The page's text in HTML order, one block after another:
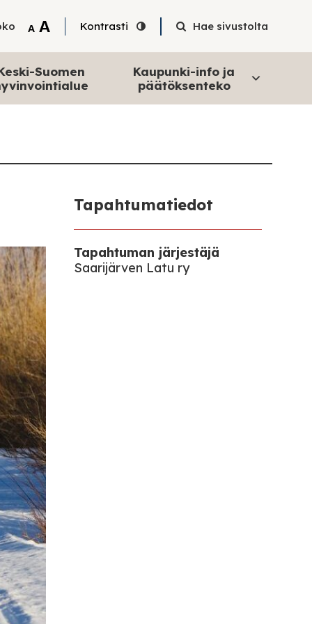
A Tekstin pienentäminen
A Tekstin suurentaminen
Kontrasti Hae sivustolta
Suomen
Kaupunki-info ja
päätöksenteko
Tapahtumatiedot
Tapahtuman järjestäjä
Saarijärven Latu ry